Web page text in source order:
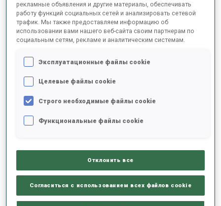
ЛЫЖНЫЙ ХОД - ОТСТАВАНИЕ ОТ ЛИДЕРА +16.6 s/km
СТРЕЛЬБА ЛЕЖА
СТРЕЛЬБА СТОЯ
ВЫСШИЕ ДОСТИЖЕНИЯ СЕЗОНА
PRONE SHOOTING
EXPERT
рекламные объявления и другие материалы, обеспечивать
работу функций социальных сетей и анализировать сетевой
трафик. Мы также предоставляем информацию об
использовании вами нашего веб-сайта своим партнерам по
социальным сетям, рекламе и аналитическим системам.
Эксплуатационные файлы cookie
Целевые файлы cookie
Строго необходимые файлы cookie
Функциональные файлы cookie
Отклонить все
Согласиться с использованием всех файлов cookie